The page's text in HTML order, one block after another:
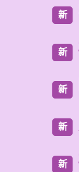
新
新
新
新
新